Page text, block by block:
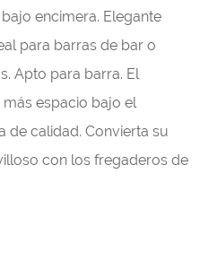
encimera. Elegante
para barras de bar o
Apto para barra. El
espacio bajo el
de calidad. Convierta su
con los fregaderos de